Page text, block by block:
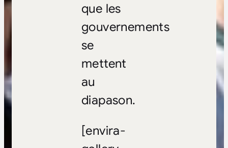
que les
gouvernements
se
mettent
au
diapason.
[envira-